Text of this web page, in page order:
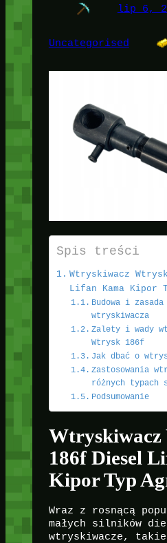
lip 6,
Uncategorised
Spis treści
Wtryskiwacz
Lifan Kama Kipor
Budowa i
wtryskiwacza
Zalety i wady
Wtrysk 186f
Jak dbać o
Zastosowania
różnych typach
Podsumowanie
186f Diesel
Kipor Typ
Wraz z rosnącą
małych silników
wtryskiwacze,